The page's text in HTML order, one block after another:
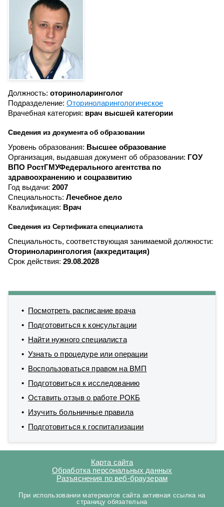
Должность: оториноларинголог
Подразделение: Оториноларингологическое
Врачебная категория: врач высшей категории
Сведения из документа об образовании
Уровень образования: Высшее образование
Организация, выдавшая документ об образовании: ГОУ
ВПО РостГМУФедерального агентства по
здравоохранению и соцразвитию
Год выдачи: 2007
Специальность: Лечебное дело
Квалификация: Врач
Сведения из Сертификата специалиста
Специальность, соответствующая занимаемой должности:
Оториноларингология (аккредитация)
Срок действия: 29.08.2028
Посмотреть расписание врача
Подготовиться к консультации
Найти нужного специалиста
Узнать о процедуре или операции
Воспользоваться правом на ВМП
Подготовиться к исследованию
Оставить отзыв о работе РОКБ
Изучить больничные правила
Подготовиться к госпитализации
Карта сайта
Обработка персональных данных
Разъяснения по веб-браузерам
При использовании материалов сайта активная ссылка на
страницу обязательна